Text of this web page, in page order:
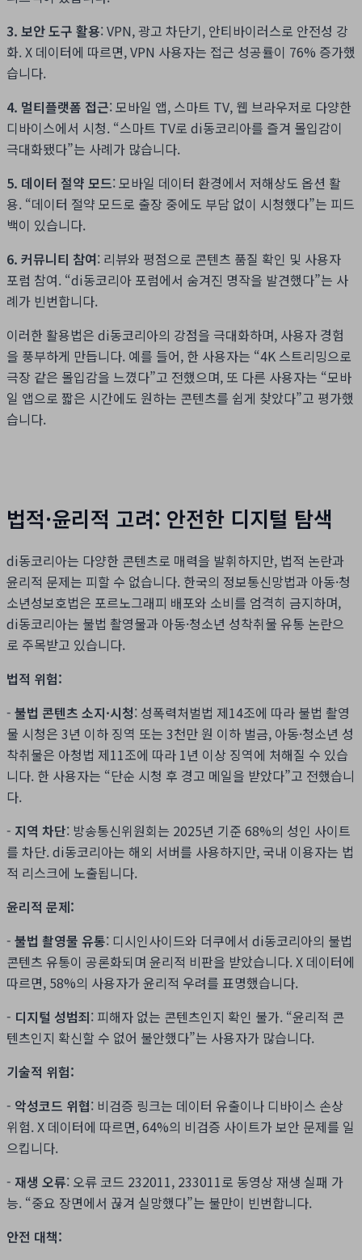
3. 보안 도구 활용: VPN, 광고 차단기, 안티바이러스로 안전성 강
화. X 데이터에 따르면, VPN 사용자는 접근 성공률이 76% 증가했
습니다.
4. 멀티플랫폼 접근: 모바일 앱, 스마트 TV, 웹 브라우저로 다양한
디바이스에서 시청. “스마트 TV로 di동코리아를 즐겨 몰입감이
극대화됐다”는 사례가 많습니다.
5. 데이터 절약 모드: 모바일 데이터 환경에서 저해상도 옵션 활
용. “데이터 절약 모드로 출장 중에도 부담 없이 시청했다”는 피드
백이 있습니다.
6. 커뮤니티 참여: 리뷰와 평점으로 콘텐츠 품질 확인 및 사용자
포럼 참여. “di동코리아 포럼에서 숨겨진 명작을 발견했다”는 사
례가 빈번합니다.
이러한 활용법은 di동코리아의 강점을 극대화하며, 사용자 경험
을 풍부하게 만듭니다. 예를 들어, 한 사용자는 “4K 스트리밍으로
극장 같은 몰입감을 느꼈다”고 전했으며, 또 다른 사용자는 “모바
일 앱으로 짧은 시간에도 원하는 콘텐츠를 쉽게 찾았다”고 평가했
습니다.
법적·윤리적 고려: 안전한 디지털 탐색
di동코리아는 다양한 콘텐츠로 매력을 발휘하지만, 법적 논란과
윤리적 문제는 피할 수 없습니다. 한국의 정보통신망법과 아동·청
소년성보호법은 포르노그래피 배포와 소비를 엄격히 금지하며,
di동코리아는 불법 촬영물과 아동·청소년 성착취물 유통 논란으
로 주목받고 있습니다.
법적 위험:
- 불법 콘텐츠 소지·시청: 성폭력처벌법 제14조에 따라 불법 촬영
물 시청은 3년 이하 징역 또는 3천만 원 이하 벌금, 아동·청소년 성
착취물은 아청법 제11조에 따라 1년 이상 징역에 처해질 수 있습
니다. 한 사용자는 “단순 시청 후 경고 메일을 받았다”고 전했습니
다.
- 지역 차단: 방송통신위원회는 2025년 기준 68%의 성인 사이트
를 차단. di동코리아는 해외 서버를 사용하지만, 국내 이용자는 법
적 리스크에 노출됩니다.
윤리적 문제:
- 불법 촬영물 유통: 디시인사이드와 더쿠에서 di동코리아의 불법
콘텐츠 유통이 공론화되며 윤리적 비판을 받았습니다. X 데이터에
따르면, 58%의 사용자가 윤리적 우려를 표명했습니다.
- 디지털 성범죄: 피해자 없는 콘텐츠인지 확인 불가. “윤리적 콘
텐츠인지 확신할 수 없어 불안했다”는 사용자가 많습니다.
기술적 위험:
- 악성코드 위협: 비검증 링크는 데이터 유출이나 디바이스 손상
위험. X 데이터에 따르면, 64%의 비검증 사이트가 보안 문제를 일
으킵니다.
- 재생 오류: 오류 코드 232011, 233011로 동영상 재생 실패 가
능. “중요 장면에서 끊겨 실망했다”는 불만이 빈번합니다.
안전 대책: